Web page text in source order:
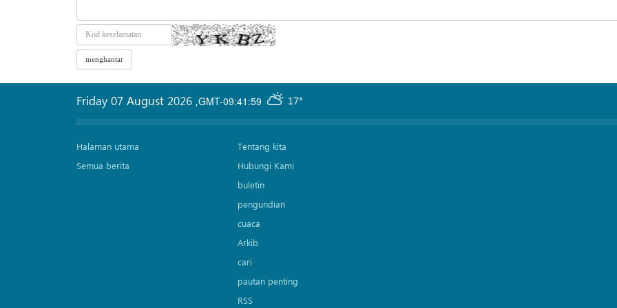
GMT-09:41:59 17°
Friday 07 August 2026 ,
Halaman utama
Semua berita
Tentang kita
Hubungi Kami
buletin
pengundian
cuaca
Arkib
cari
pautan penting
RSS